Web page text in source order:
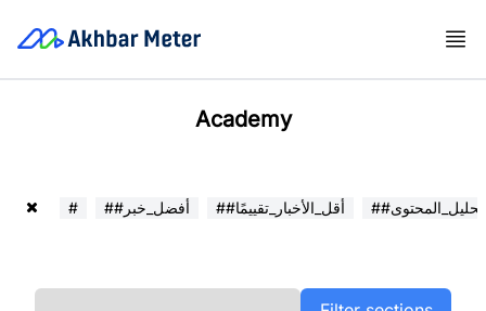
Academy
# ##أفضل_خبر ##أقل_الأخبار_تقييمًا ##تحليل_المحتوى